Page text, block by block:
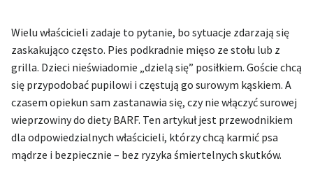
Wielu właścicieli zadaje to pytanie, bo sytuacje zdarzają się
zaskakująco często. Pies podkradnie mięso ze stołu lub z
grilla. Dzieci nieświadomie „dzielą się” posiłkiem. Goście chcą
się przypodobać pupilowi i częstują go surowym kąskiem. A
czasem opiekun sam zastanawia się, czy nie włączyć surowej
wieprzowiny do diety BARF. Ten artykuł jest przewodnikiem
dla odpowiedzialnych właścicieli, którzy chcą karmić psa
mądrze i bezpiecznie – bez ryzyka śmiertelnych skutków.